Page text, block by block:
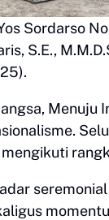
Sordarso
S.E.,
Menuju